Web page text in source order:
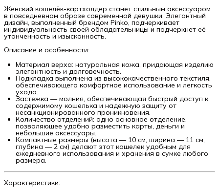
Женский кошелёк-картхолдер станет стильным аксессуаром
в повседневном образе современной девушки. Элегантный
дизайн, выполненный брендом Pinko, подчеркивает
индивидуальность своей обладательницы и подчеркнет её
утонченность и изысканность.
Описание и особенности:
Материал верха: натуральная кожа, придающая изделию
элегантность и долговечность.
Подкладка выполнена из высококачественного текстиля,
обеспечивающего комфортное использование и легкость
ухода.
Застежка — молния, обеспечивающая быстрый доступ к
содержимому кошелька и надежную защиту от
несанкционированного проникновения.
Количество отделений: одно основное отделение,
позволяющее удобно разместить карты, деньги и
небольшие аксессуары.
Компактные размеры (высота — 10 см, ширина — 11 см,
глубина — 2 см) делают этот кошелек удобным для
ежедневного использования и хранения в сумке любого
размера.
Характеристики: